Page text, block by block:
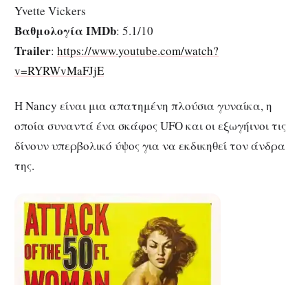
Yvette Vickers
Βαθμολογία IMDb: 5.1/10
Trailer: https://www.youtube.com/watch?
v=RYRWvMaFJjE
Η Nancy είναι μια απατημένη πλούσια γυναίκα, η
οποία συναντά ένα σκάφος UFO και οι εξωγήινοι τις
δίνουν υπερβολικό ύψος για να εκδικηθεί τον άνδρα
της.